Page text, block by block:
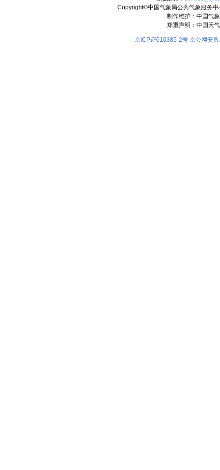
Copyright©中国气象局公共气象服务
制作维护：中国气
郑重声明：中国天
京ICP证010385-2号 京公网安